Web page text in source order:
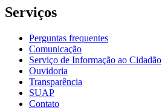
Serviços
Perguntas frequentes
Comunicação
Serviço de Informação ao Cidadão
Ouvidoria
Transparência
SUAP
Contato